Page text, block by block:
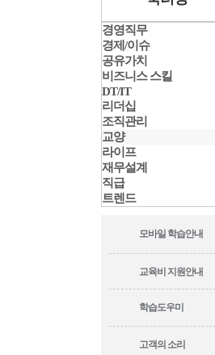
경영직무
경제/이슈
공유가치
비즈니스 스킬
DT/IT
리더십
조직관리
교양
라이프
재무설계
직급
트렌드
모바일 학습안내
교육비 지원안내
학습도우미
고객의 소리